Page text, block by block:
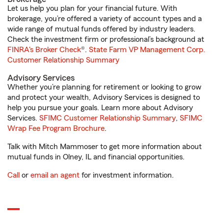
Let us help you plan for your financial future. With
brokerage, you’re offered a variety of account types and a
wide range of mutual funds offered by industry leaders.
Check the investment firm or professional’s background at
FINRA's Broker Check®. State Farm VP Management Corp.
Customer Relationship Summary
Advisory Services
Whether you’re planning for retirement or looking to grow
and protect your wealth, Advisory Services is designed to
help you pursue your goals. Learn more about Advisory
Services. SFIMC Customer Relationship Summary, SFIMC
Wrap Fee Program Brochure.
Talk with Mitch Mammoser to get more information about
mutual funds in Olney, IL and financial opportunities.
Call or email an agent for investment information.